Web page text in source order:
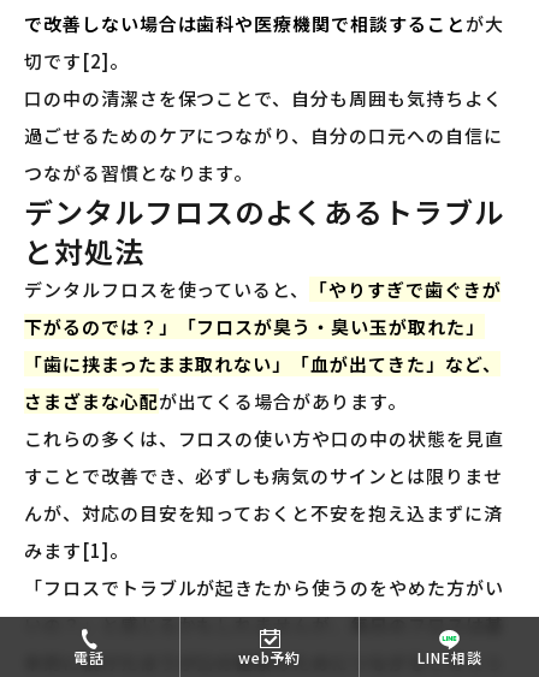
電話 web予約 LINE相談
で改善しない場合は歯科や医療機関で相談することが大
切です[2]。
口の中の清潔さを保つことで、自分も周囲も気持ちよく
過ごせるためのケアにつながり、自分の口元への自信に
つながる習慣となります。
デンタルフロスのよくあるトラブル
と対処法
デンタルフロスを使っていると、
「やりすぎで歯ぐきが
下がるのでは？」「フロスが臭う・臭い玉が取れた」
「歯に挟まったまま取れない」「血が出てきた」など、
さまざまな心配が出てくる場合があります。
これらの多くは、フロスの使い方や口の中の状態を見直
すことで改善でき、必ずしも病気のサインとは限りませ
んが、対応の目安を知っておくと不安を抱え込まずに済
みます[1]。
「フロスでトラブルが起きたから使うのをやめた方がい
いの？」と感じるかもしれませんが、毎日のフロスは基
本的に続けたほうが口の健康のためにつながると考えら